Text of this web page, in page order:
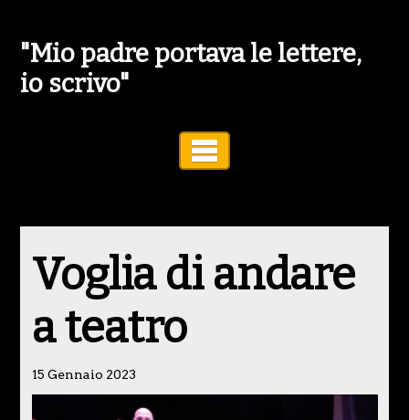
"Mio padre portava le lettere,
io scrivo"
Voglia di andare
a teatro
15 Gennaio 2023